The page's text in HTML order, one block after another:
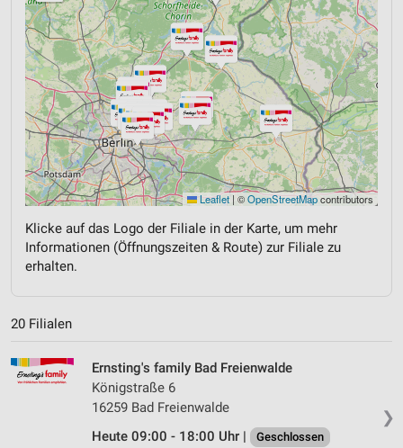
Leaflet | ©OpenStreetMapcontributors
Klicke auf das Logo der Filiale in der Karte, um mehr
Informationen (Öffnungszeiten & Route) zur Filiale zu
erhalten.
20 Filialen
❯
Ernsting's family Bad Freienwalde
Königstraße 6
16259 Bad Freienwalde
Heute 09:00 - 18:00 Uhr |
Geschlossen